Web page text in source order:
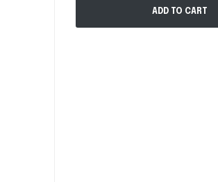
ADD TO CART